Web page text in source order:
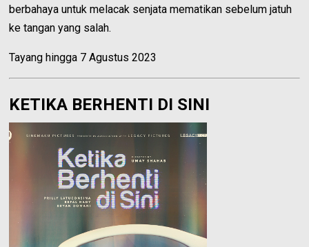
berbahaya untuk melacak senjata mematikan sebelum jatuh
ke tangan yang salah.
Tayang hingga 7 Agustus 2023
KETIKA BERHENTI DI SINI